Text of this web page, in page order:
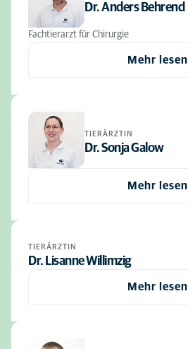
Dr. Anders Behrend
Fachtierarzt für Chirurgie
Mehr lesen
TIERÄRZTIN
Dr. Sonja Galow
Mehr lesen
TIERÄRZTIN
Dr. Lisanne Willimzig
Mehr lesen